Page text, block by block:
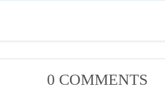
0 COMMENTS